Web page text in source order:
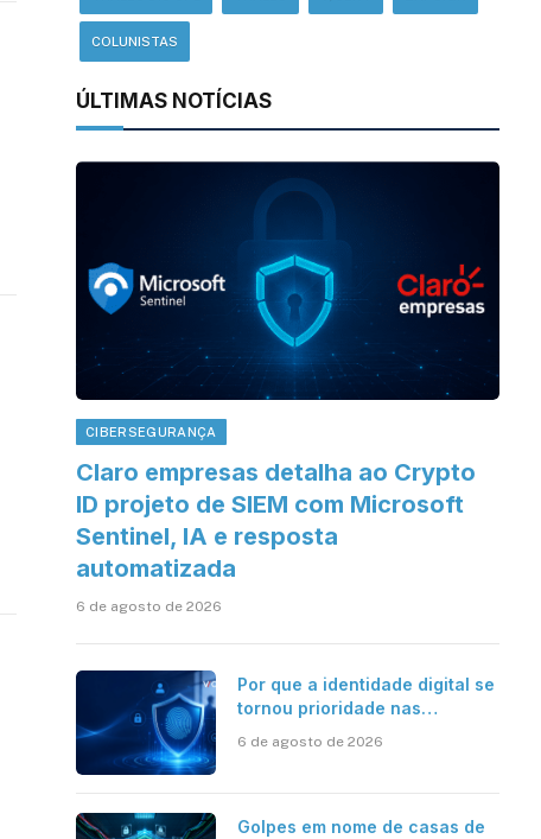
COLUNISTAS
ÚLTIMAS NOTÍCIAS
CIBERSEGURANÇA
Claro empresas detalha ao Crypto
ID projeto de SIEM com Microsoft
Sentinel, IA e resposta
automatizada
6 de agosto de 2026
Por que a identidade digital se
tornou prioridade nas
6 de agosto de 2026
Golpes em nome de casas de